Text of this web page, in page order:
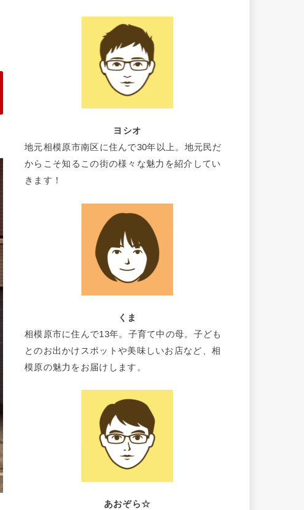
ヨシオ
地元相模原市南区に住んで30年以上。地元民だ
からこそ知るこの街の様々な魅力を紹介してい
きます！
くま
相模原市に住んで13年。子育て中の母。子ども
とのお出かけスポットや美味しいお店など、相
模原の魅力をお届けします。
あおぞら☆